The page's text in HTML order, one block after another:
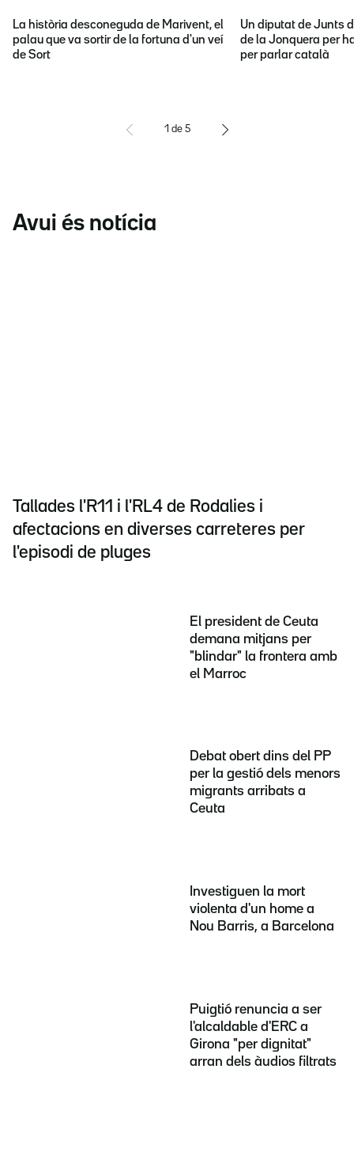
La història desconeguda de Marivent, el
palau que va sortir de la fortuna d'un veí
de Sort
Un diputat de Junts
de la Jonquera per
per parlar català
1 de 5
Avui és notícia
Tallades l'R11 i l'RL4 de Rodalies i
afectacions en diverses carreteres per
l'episodi de pluges
El president de Ceuta
demana mitjans per
"blindar" la frontera amb
el Marroc
Debat obert dins del PP
per la gestió dels menors
migrants arribats a
Ceuta
Investiguen la mort
violenta d'un home a
Nou Barris, a Barcelona
Puigtió renuncia a ser
l'alcaldable d'ERC a
Girona "per dignitat"
arran dels àudios filtrats